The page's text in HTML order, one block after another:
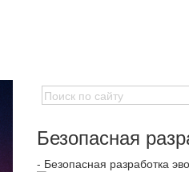
Безопасная
- Безопасная разработка